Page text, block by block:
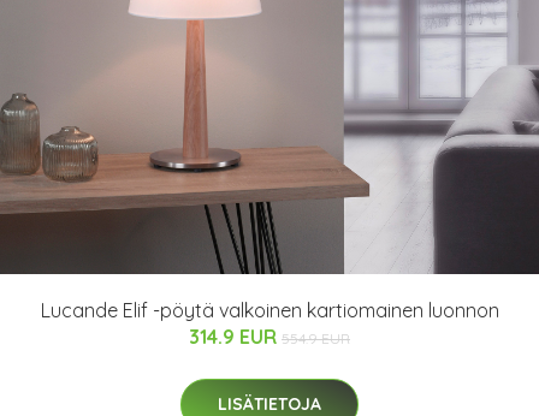
Lucande Elif -pöytä valkoinen kartiomainen luonnon
314.9 EUR 554.9 EUR
LISÄTIETOJA